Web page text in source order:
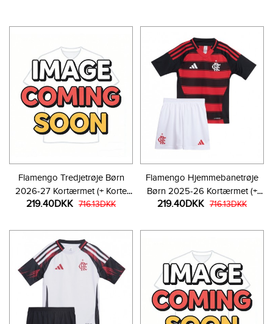
Flamengo Tredjetrøje Børn
2026-27 Kortærmet (+ Korte
bukser)
219.40DKK 716.13DKK
Flamengo Hjemmebanetrøje
Børn 2025-26 Kortærmet (+
Korte bukser)
219.40DKK 716.13DKK